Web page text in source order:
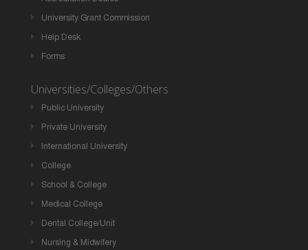
University Grant Commission
Help Desk
Forms
Universities/Colleges/Others
Public University
Private University
International University
College
School & College
Medical College
Dental College/Unit
Nursing & Midwifery